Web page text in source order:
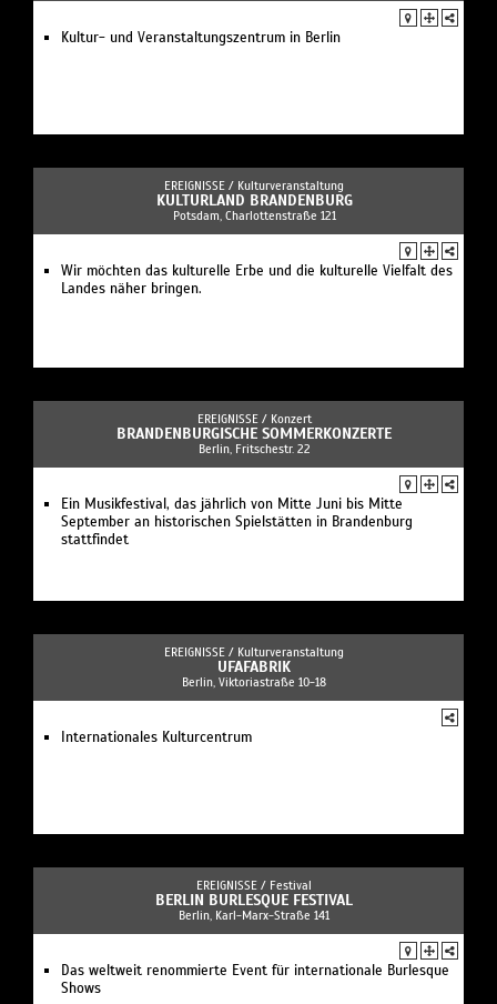
Kultur- und Veranstaltungszentrum in Berlin
EREIGNISSE / Kulturveranstaltung
KULTURLAND BRANDENBURG
Potsdam, Charlottenstraße 121
Wir möchten das kulturelle Erbe und die kulturelle Vielfalt des
Landes näher bringen.
EREIGNISSE / Konzert
BRANDENBURGISCHE SOMMERKONZERTE
Berlin, Fritschestr. 22
Ein Musikfestival, das jährlich von Mitte Juni bis Mitte
September an historischen Spielstätten in Brandenburg
stattfindet
EREIGNISSE / Kulturveranstaltung
UFAFABRIK
Berlin, Viktoriastraße 10-18
Internationales Kulturcentrum
EREIGNISSE / Festival
BERLIN BURLESQUE FESTIVAL
Berlin, Karl-Marx-Straße 141
Das weltweit renommierte Event für internationale Burlesque
Shows